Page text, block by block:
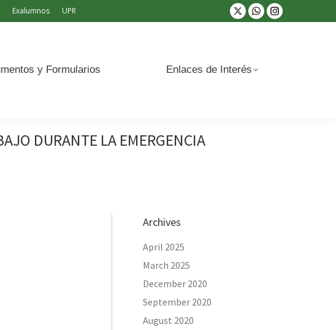
Exalumnos UPR
X
in
Whatsapp
in
Instagram
y Formularios Enlaces de Interés
DURANTE LA EMERGENCIA
Archives
April 2025
March 2025
December 2020
September 2020
August 2020